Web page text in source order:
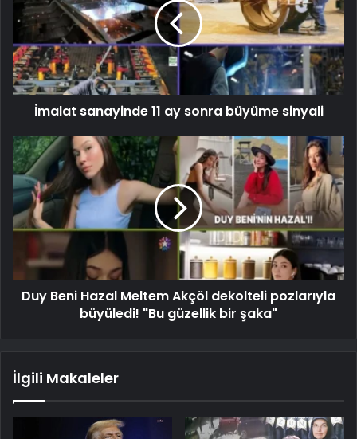
İmalat sanayinde 11 ay sonra büyüme sinyali
Duy Beni Hazal Meltem Akçöl dekolteli pozlarıyla
büyüledi! "Bu güzellik bir şaka"
İlgili Makaleler